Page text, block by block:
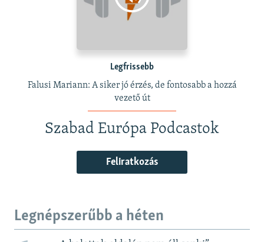
Legfrissebb
Falusi Mariann: A siker jó érzés, de fontosabb a hozzá
vezető út
Szabad Európa Podcastok
Feliratkozás
Legnépszerűbb a héten